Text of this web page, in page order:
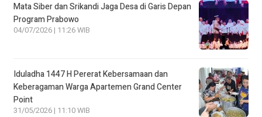
Mata Siber dan Srikandi Jaga Desa di Garis Depan
Program Prabowo
04/07/2026 | 11:26 WIB
Iduladha 1447 H Pererat Kebersamaan dan
Keberagaman Warga Apartemen Grand Center
Point
31/05/2026 | 11:10 WIB